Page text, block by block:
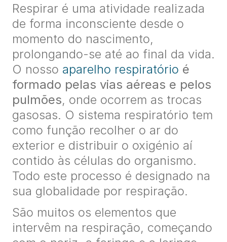
Respirar é uma atividade realizada
de forma inconsciente desde o
momento do nascimento,
prolongando-se até ao final da vida.
O nosso aparelho respiratório é
formado pelas vias aéreas e pelos
pulmões, onde ocorrem as trocas
gasosas. O sistema respiratório tem
como função recolher o ar do
exterior e distribuir o oxigénio aí
contido às células do organismo.
Todo este processo é designado na
sua globalidade por respiração.
São muitos os elementos que
intervêm na respiração, começando